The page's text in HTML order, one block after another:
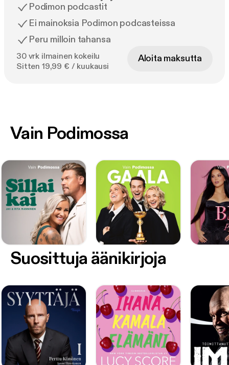
Podimon podcastit
Ei mainoksia Podimon podcasteissa
Peru milloin tahansa
30 vrk ilmainen kokeilu
Sitten 19,99 € / kuukausi
Aloita maksutta
Vain Podimossa
Suosittuja äänikirjoja